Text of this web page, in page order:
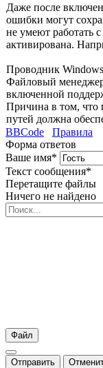
Даже после
ошибки могут
не умеют работать
активирована.
Проводник
Файловый менеджер
включенной
Причина в том, что
путей должна
BBCode
Правила
Форма ответов
Ваше имя*
Текст сообщения*
Перетащите файлы
Ничего не найдено
Файл
Отправить